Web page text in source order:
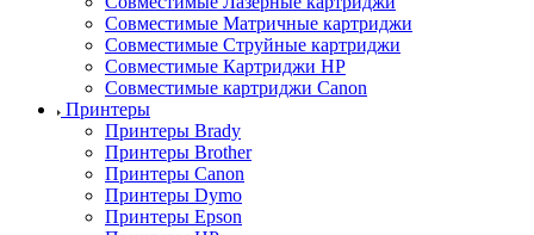
Совместимые Матричные картриджи
Совместимые Струйные картриджи
Совместимые Картриджи HP
Совместимые картриджи Canon
Принтеры
Принтеры Brady
Принтеры Brother
Принтеры Canon
Принтеры Dymo
Принтеры Epson